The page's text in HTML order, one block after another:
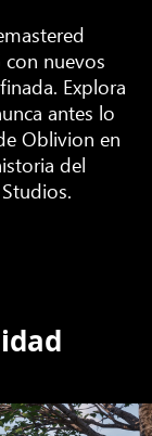
nuevos
Explora
antes lo
Oblivion en
del